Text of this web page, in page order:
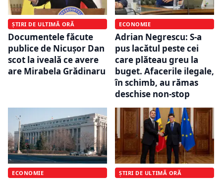
ȘTIRI DE ULTIMĂ ORĂ
Documentele făcute
publice de Nicușor Dan
scot la iveală ce avere
are Mirabela Grădinaru
ECONOMIE
Adrian Negrescu: S-a
pus lacătul peste cei
care plăteau greu la
buget. Afacerile ilegale,
în schimb, au rămas
deschise non-stop
ECONOMIE ȘTIRI DE ULTIMĂ ORĂ